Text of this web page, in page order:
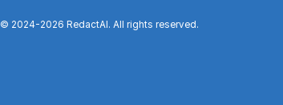
© 2024-2026 RedactAI. All rights reserved.